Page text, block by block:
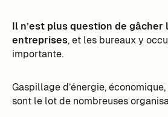
Il n’est plus question de gâcher
entreprises, et les bureaux y
importante.
Gaspillage d’énergie,
sont le lot de nombreuses